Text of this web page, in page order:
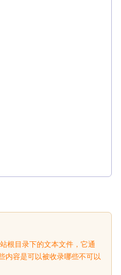
根目录下的文本文件，它通
内容是可以被收录哪些不可以